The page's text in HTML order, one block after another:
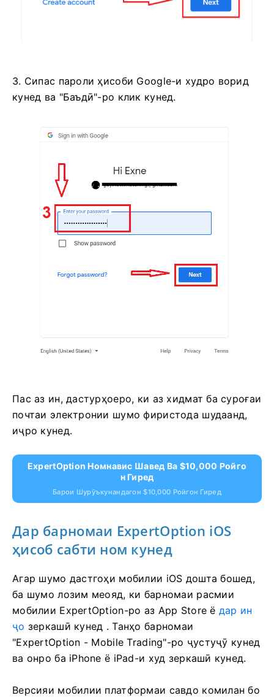
3. Сипас пароли ҳисоби Google-и худро ворид
кунед ва "Баъдӣ"-ро клик кунед.
Пас аз ин, дастурҳоеро, ки аз хидмат ба суроғаи
почтаи электронии шумо фиристода шудаанд,
иҷро кунед.
ExpertOption Номнавис Шавед Ва $10,000 Ройго
Н Гиред
Барои Шурӯъкунандагон $10,000 Ройгон Гиред
Дар барномаи ExpertOption iOS
ҳисоб сабти ном кунед
Агар шумо дастгоҳи мобилии iOS дошта бошед,
ба шумо лозим меояд, ки барномаи расмии
мобилии ExpertOption-ро аз App Store ё дар ин
ҷо зеркашӣ кунед . Танҳо барномаи
"ExpertOption - Mobile Trading"-ро ҷустуҷӯ кунед
ва онро ба iPhone ё iPad-и худ зеркашӣ кунед.
Версияи мобилии платформаи савдо комилан бо